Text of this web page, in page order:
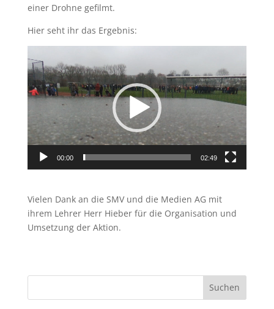
einer Drohne gefilmt.
Hier seht ihr das Ergebnis:
Player
00:00 02:49
Vielen Dank an die SMV und die Medien AG mit
ihrem Lehrer Herr Hieber für die Organisation und
Umsetzung der Aktion.